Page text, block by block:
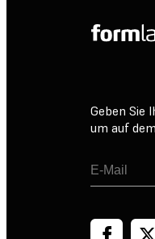
Geben Sie
um auf